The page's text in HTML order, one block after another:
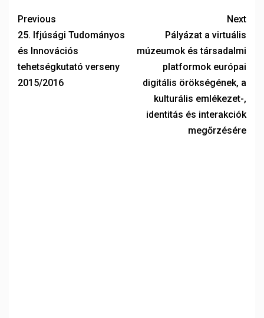
Previous
25. Ifjúsági Tudományos
és Innovációs
tehetségkutató verseny
2015/2016
Next
Pályázat a virtuális
múzeumok és társadalmi
platformok európai
digitális örökségének, a
kulturális emlékezet-,
identitás és interakciók
megőrzésére